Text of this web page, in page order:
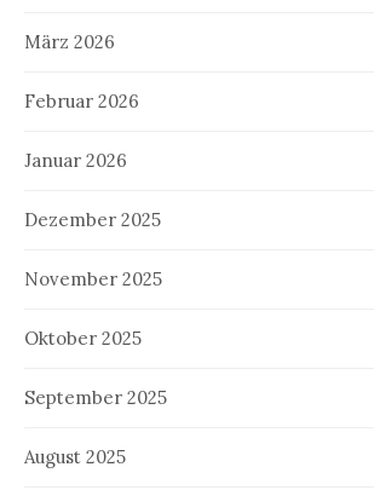
März 2026
Februar 2026
Januar 2026
Dezember 2025
November 2025
Oktober 2025
September 2025
August 2025